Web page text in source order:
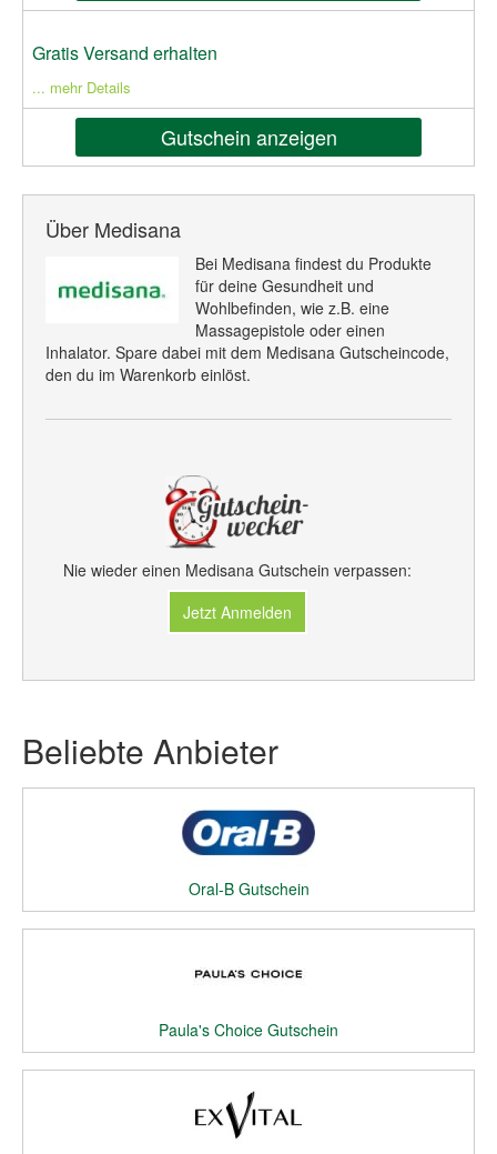
Gratis Versand erhalten
... mehr Details
Gutschein anzeigen
Über Medisana
Bei Medisana findest du Produkte
für deine Gesundheit und
Wohlbefinden, wie z.B. eine
Massagepistole oder einen
Inhalator. Spare dabei mit dem Medisana Gutscheincode,
den du im Warenkorb einlöst.
Nie wieder einen Medisana Gutschein verpassen:
Jetzt Anmelden
Beliebte Anbieter
Oral-B Gutschein
Paula's Choice Gutschein